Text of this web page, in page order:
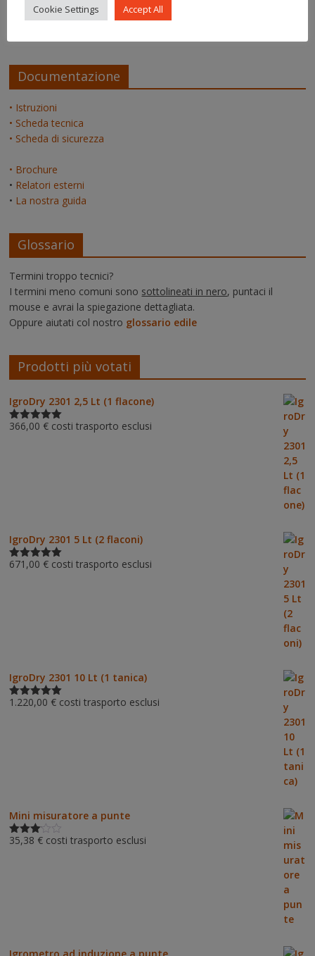
commercio
Documentazione
• Istruzioni
• Scheda tecnica
• Scheda di sicurezza
• Brochure
• Relatori esterni
• La nostra guida
Glossario
Termini troppo tecnici?
I termini meno comuni sono sottolineati in nero, puntaci il
mouse e avrai la spiegazione dettagliata.
Oppure aiutati col nostro glossario edile
Prodotti più votati
IgroDry 2301 2,5 Lt (1 flacone)
Valutato
366,00 € costi trasporto esclusi
IgroDry 2301 5 Lt (2 flaconi)
Valutato
671,00 € costi trasporto esclusi
IgroDry 2301 10 Lt (1 tanica)
Valutato
1.220,00 € costi trasporto esclusi
Mini misuratore a punte
Valutat
35,38 € costi trasporto esclusi
Cookie Settings Accept All